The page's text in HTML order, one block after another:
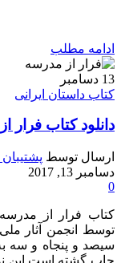
ادامه مطلب
13 دسامبر
کتاب داستان ایرانی
دانلود کتاب فرار
ارسال توسط
دسامبر 13, 2017
0
کتاب فرار از
توسط انجمن آثار
سیصد و پنجاه و سه